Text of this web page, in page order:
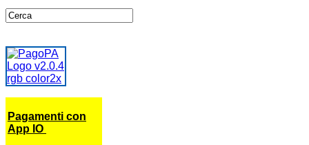
Pagamenti con
App IO